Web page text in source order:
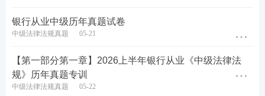
银行从业中级历年真题试卷
中级法律法规真题 05-21
【第一部分第一章】2026上半年银行从业《中级法律法
规》历年真题专训
中级法律法规真题 05-22